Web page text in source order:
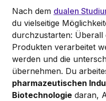
Nach dem dualen
du vielseitige
durchzustarten:
Produkten verarbeitet
werden und die
übernehmen. Du
pharmazeutischen
Biotechnologie daran,